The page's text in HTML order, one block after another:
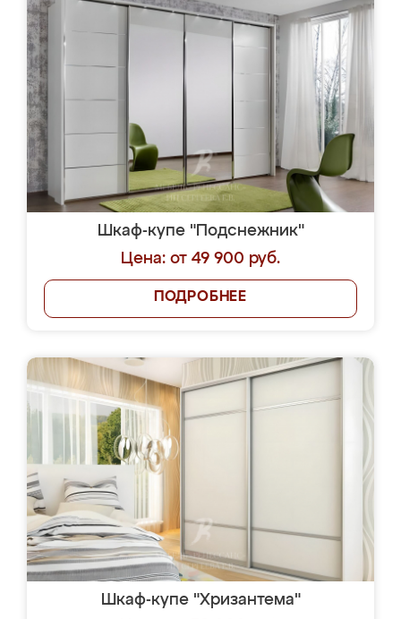
Шкаф-купе "Подснежник"
Цена: от 49 900 руб.
ПОДРОБНЕЕ
Шкаф-купе "Хризантема"